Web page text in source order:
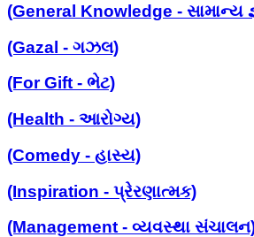
(General Knowledge - સામાન્ય
(Gazal - ગઝલ)
(For Gift - ભેટ)
(Health - આરોગ્ય)
(Comedy - હાસ્ય)
(Inspiration - પ્રેરણાત્મક)
(Management - વ્યવસ્થા